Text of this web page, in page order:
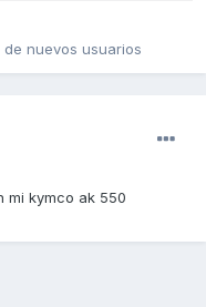
nuevos usuarios
mi kymco ak 550